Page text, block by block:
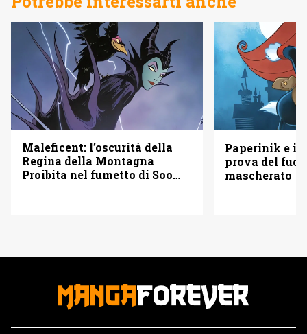
Maleficent: l’oscurità della
Regina della Montagna
Proibita nel fumetto di Soo
Paperinik e i
prova del
mascherato